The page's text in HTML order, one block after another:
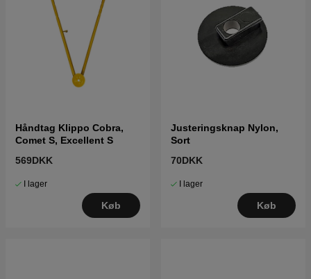
Håndtag Klippo Cobra,
Comet S, Excellent S
569DKK
I lager
Køb
Justeringsknap Nylon,
Sort
70DKK
I lager
Køb